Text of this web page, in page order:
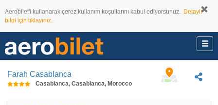
Aerobilet'i kullanarak çerez kullanım koşullarını kabul ediyorsunuz. Detaylı
bilgi için tıklayınız.
Farah Casablanca
Casablanca, Casablanca, Morocco